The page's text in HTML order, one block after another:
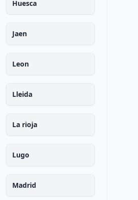
Huesca
Jaen
Leon
Lleida
La rioja
Lugo
Madrid